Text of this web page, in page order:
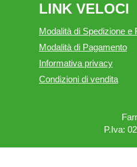
LINK VELOCI
Modalità di Spedizione e
Modalità di Pagamento
Informativa privacy
Condizioni di vendita
P.Iva: